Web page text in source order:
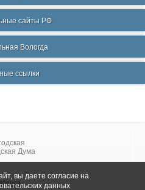
сайты РФ
Вологда
ссылки
Дума
вы даете согласие на
данных